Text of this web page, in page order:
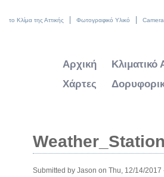
το Κλίμα της Αττικής Φωτογραφικό Υλικό Camera
Αρχική
Κλιματικό
Χάρτες
Submitted by Jason on Thu, 12/14/2017